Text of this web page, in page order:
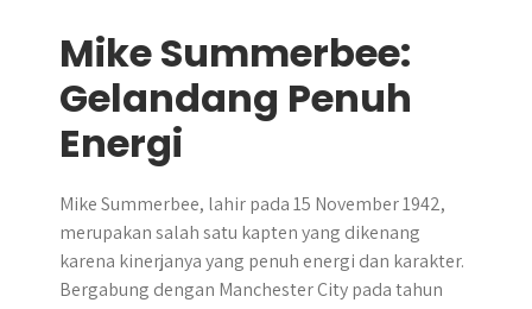
Mike Summerbee:
Gelandang Penuh
Energi
Mike Summerbee, lahir pada 15 November 1942,
merupakan salah satu kapten yang dikenang
karena kinerjanya yang penuh energi dan karakter.
Bergabung dengan Manchester City pada tahun